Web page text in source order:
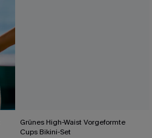
Grünes High-Waist Vorgeformte
Cups Bikini-Set